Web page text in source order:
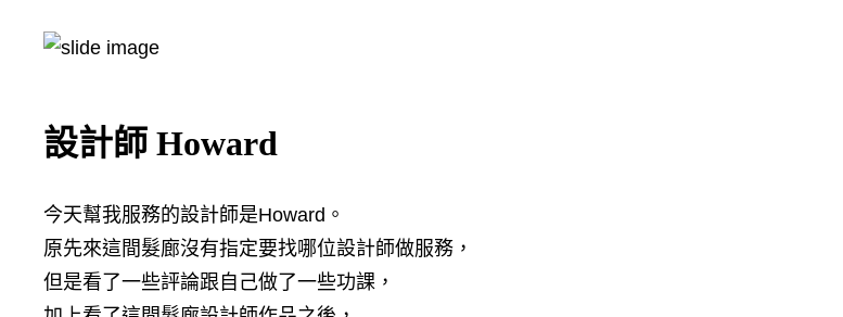
設計師 Howard
今天幫我服務的設計師是Howard。
原先來這間髮廊沒有指定要找哪位設計師做服務，
但是看了一些評論跟自己做了一些功課，